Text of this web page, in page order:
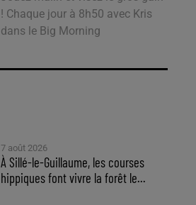
! Chaque jour à 8h50 avec Kris
dans le Big Morning
7 août 2026
À Sillé-le-Guillaume, les courses
hippiques font vivre la forêt le...